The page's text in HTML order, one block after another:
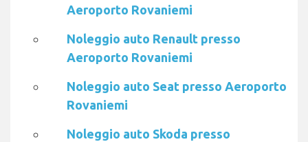
Aeroporto Rovaniemi
Noleggio auto Renault presso
Aeroporto Rovaniemi
Noleggio auto Seat presso Aeroporto
Rovaniemi
Noleggio auto Skoda presso